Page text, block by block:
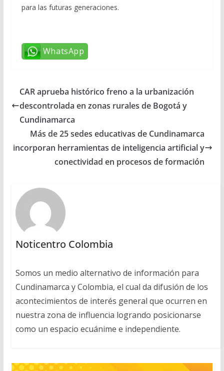
para las futuras generaciones.
WhatsApp
CAR aprueba histórico freno a la urbanización
descontrolada en zonas rurales de Bogotá y
Cundinamarca
Más de 25 sedes educativas de Cundinamarca
incorporan herramientas de inteligencia artificial y
conectividad en procesos de formación
Noticentro Colombia
Somos un medio alternativo de información para
Cundinamarca y Colombia, el cual da difusión de los
acontecimientos de interés general que ocurren en
nuestra zona de influencia logrando posicionarse
como un espacio ecuánime e independiente.